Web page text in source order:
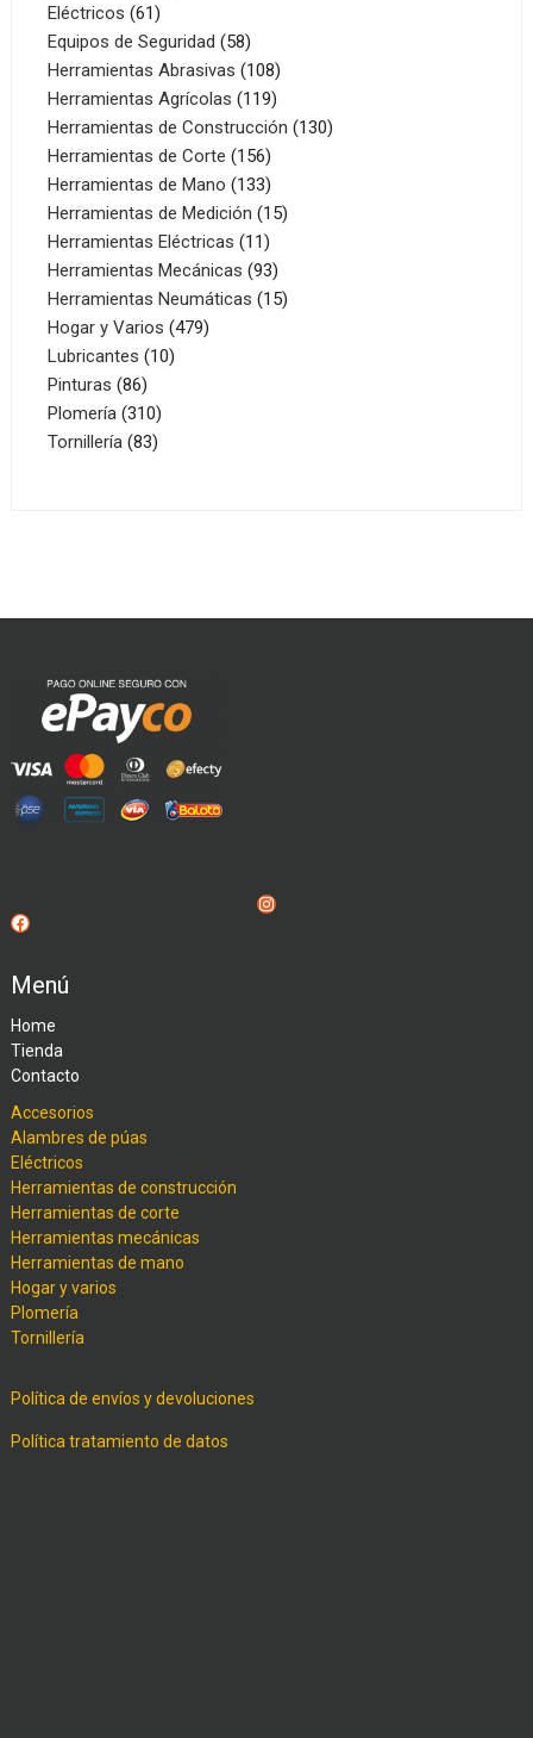
Eléctricos 6161
productos
Equipos de Seguridad 5858
productos
Herramientas Abrasivas 108108
productos
Herramientas Agrícolas 119119
productos
Herramientas de Construcción 130130
Herramientas de Corte 156156
productos
Herramientas de Mano 133133
productos
Herramientas de Medición 1515
Herramientas Eléctricas 1111
productos
Herramientas Mecánicas 9393
productos
Herramientas Neumáticas 1515
Hogar y Varios 479479
Lubricantes 1010
Pinturas 8686
productos
Plomería 310310
productos
Tornillería 8383
Instagram
Facebook
Menú
Home
Tienda
Contacto
Accesorios
Alambres de púas
Eléctricos
Herramientas de construcción
Herramientas de corte
Herramientas mecánicas
Herramientas de mano
Hogar y varios
Plomería
Tornillería
Política de envíos y devoluciones
Política tratamiento de datos